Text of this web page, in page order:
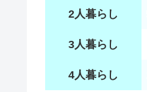
2人暮らし
3人暮らし
4人暮らし